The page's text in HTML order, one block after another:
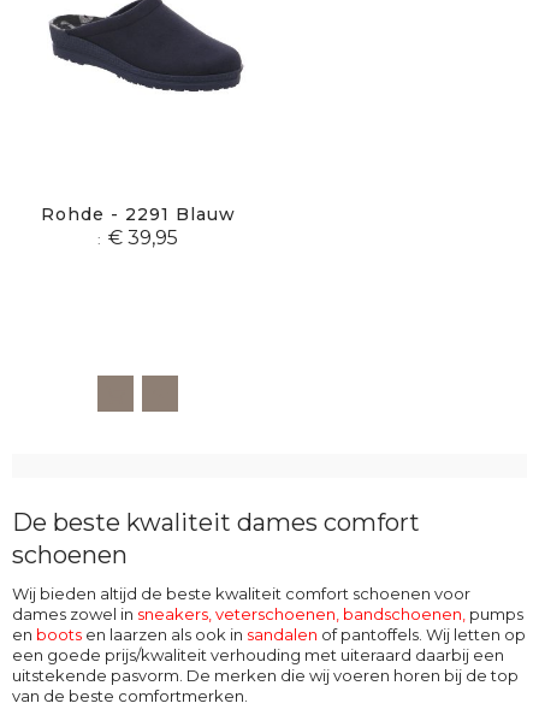
Rohde - 2291 Blauw
€ 39,95
De beste kwaliteit dames comfort
schoenen
Wij bieden altijd de beste kwaliteit comfort schoenen voor
dames zowel in sneakers, veterschoenen, bandschoenen, pumps
en boots en laarzen als ook in sandalen of pantoffels. Wij letten op
een goede prijs/kwaliteit verhouding met uiteraard daarbij een
uitstekende pasvorm. De merken die wij voeren horen bij de top
van de beste comfortmerken.